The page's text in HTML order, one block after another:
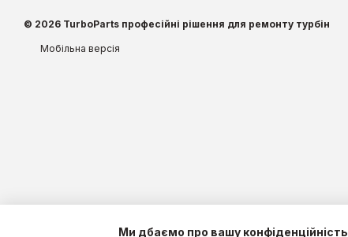
© 2026 TurboParts професійні рішення для ремонту турбін
Мобільна версія
Ми дбаємо про вашу конфіденційність